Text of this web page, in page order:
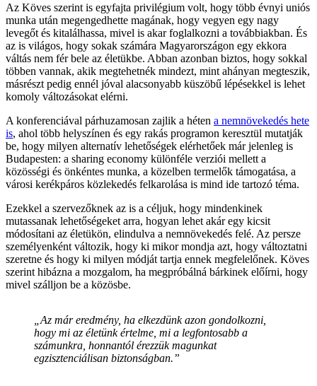
Az Köves szerint is egyfajta privilégium volt, hogy több évnyi uniós
munka után megengedhette magának, hogy vegyen egy nagy
levegőt és kitalálhassa, mivel is akar foglalkozni a továbbiakban. És
az is világos, hogy sokak számára Magyarországon egy ekkora
váltás nem fér bele az életükbe. Abban azonban biztos, hogy sokkal
többen vannak, akik megtehetnék mindezt, mint ahányan megteszik,
másrészt pedig ennél jóval alacsonyabb küszöbű lépésekkel is lehet
komoly változásokat elérni.
A konferenciával párhuzamosan zajlik a héten a nemnövekedés hete
is, ahol több helyszínen és egy rakás programon keresztül mutatják
be, hogy milyen alternatív lehetőségek elérhetőek már jelenleg is
Budapesten: a sharing economy különféle verziói mellett a
közösségi és önkéntes munka, a közelben termelők támogatása, a
városi kerékpáros közlekedés felkarolása is mind ide tartozó téma.
Ezekkel a szervezőknek az is a céljuk, hogy mindenkinek
mutassanak lehetőségeket arra, hogyan lehet akár egy kicsit
módosítani az életükön, elindulva a nemnövekedés felé. Az persze
személyenként változik, hogy ki mikor mondja azt, hogy változtatni
szeretne és hogy ki milyen módját tartja ennek megfelelőnek. Köves
szerint hibázna a mozgalom, ha megpróbálná bárkinek előírni, hogy
mivel szálljon be a közösbe.
„Az már eredmény, ha elkezdünk azon gondolkozni,
hogy mi az életünk értelme, mi a legfontosabb a
számunkra, honnantól érezzük magunkat
egzisztenciálisan biztonságban.”